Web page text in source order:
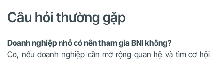
Câu hỏi thường gặp
Doanh nghiệp nhỏ có nên tham gia BNI không?
Có, nếu doanh nghiệp cần mở rộng quan hệ và tìm cơ hội